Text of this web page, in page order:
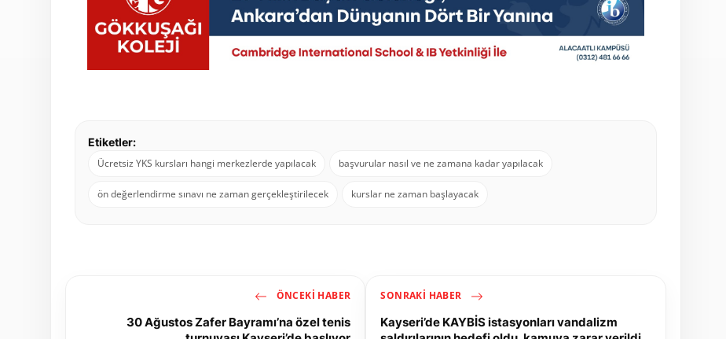
Etiketler:
Ücretsiz YKS kursları hangi merkezlerde yapılacak
başvurular nasıl ve ne zamana kadar yapılacak
ön değerlendirme sınavı ne zaman gerçekleştirilecek kurslar ne zaman başlayacak
ÖNCEKI HABER
30 Ağustos Zafer Bayramı’na özel tenis
SONRAKI HABER
Kayseri’de KAYBİS istasyonları vandalizm